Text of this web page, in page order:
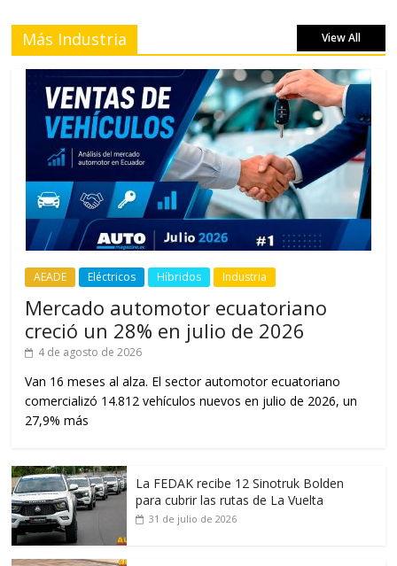
Más Industria View All
AEADE Eléctricos Híbridos Industria
Mercado automotor ecuatoriano
creció un 28% en julio de 2026
4 de agosto de 2026
Van 16 meses al alza. El sector automotor ecuatoriano
comercializó 14.812 vehículos nuevos en julio de 2026, un
27,9% más
La FEDAK recibe 12 Sinotruk Bolden
para cubrir las rutas de La Vuelta
31 de julio de 2026